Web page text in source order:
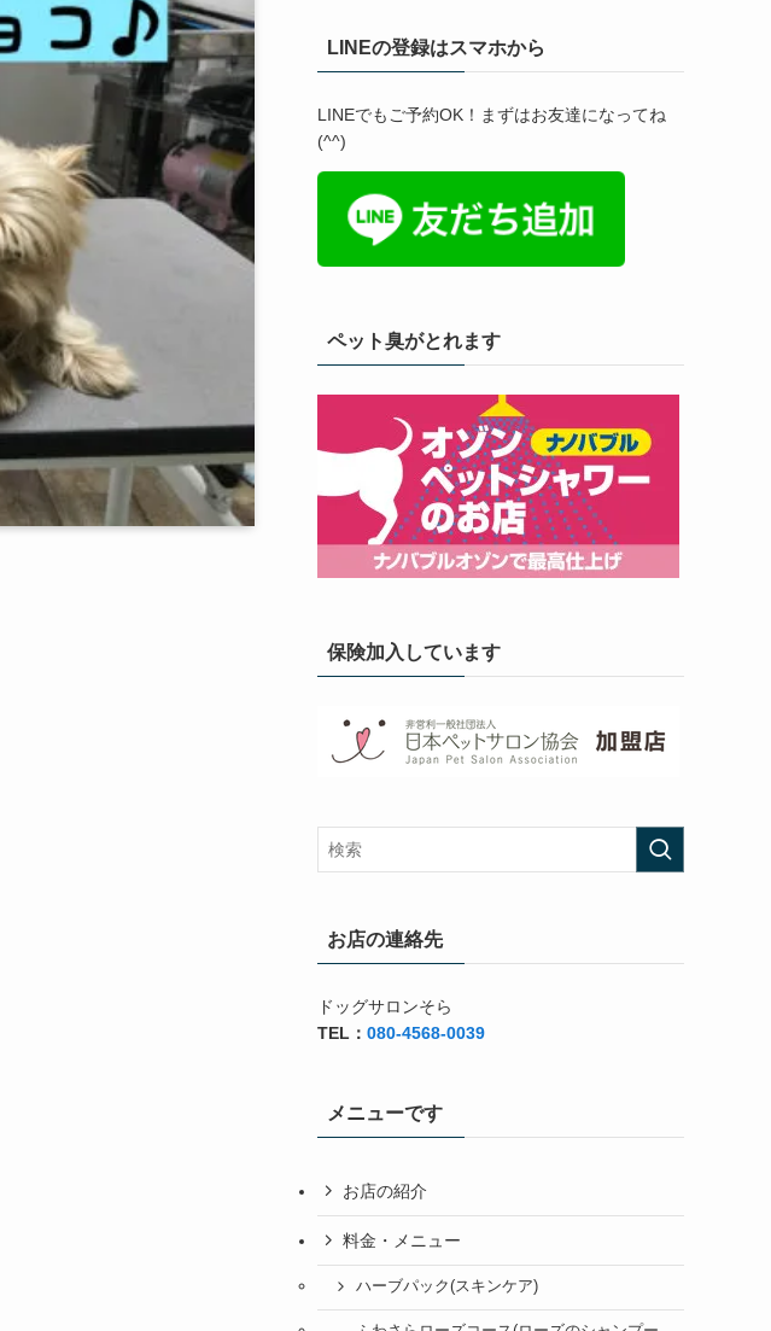
LINEの登録はスマホから
LINEでもご予約OK！まずはお友達になってね
(^^)
ペット臭がとれます
保険加入しています
お店の連絡先
ドッグサロンそら
TEL： 080-4568-0039
メニューです
お店の紹介
料金・メニュー
ハーブパック(スキンケア)